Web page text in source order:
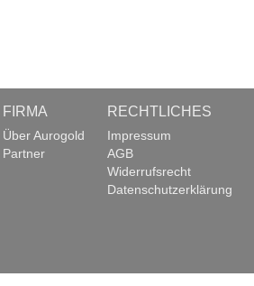
FIRMA
Über Aurogold
Partner
RECHTLICHES
Impressum
AGB
Widerrufsrecht
Datenschutzerklärung